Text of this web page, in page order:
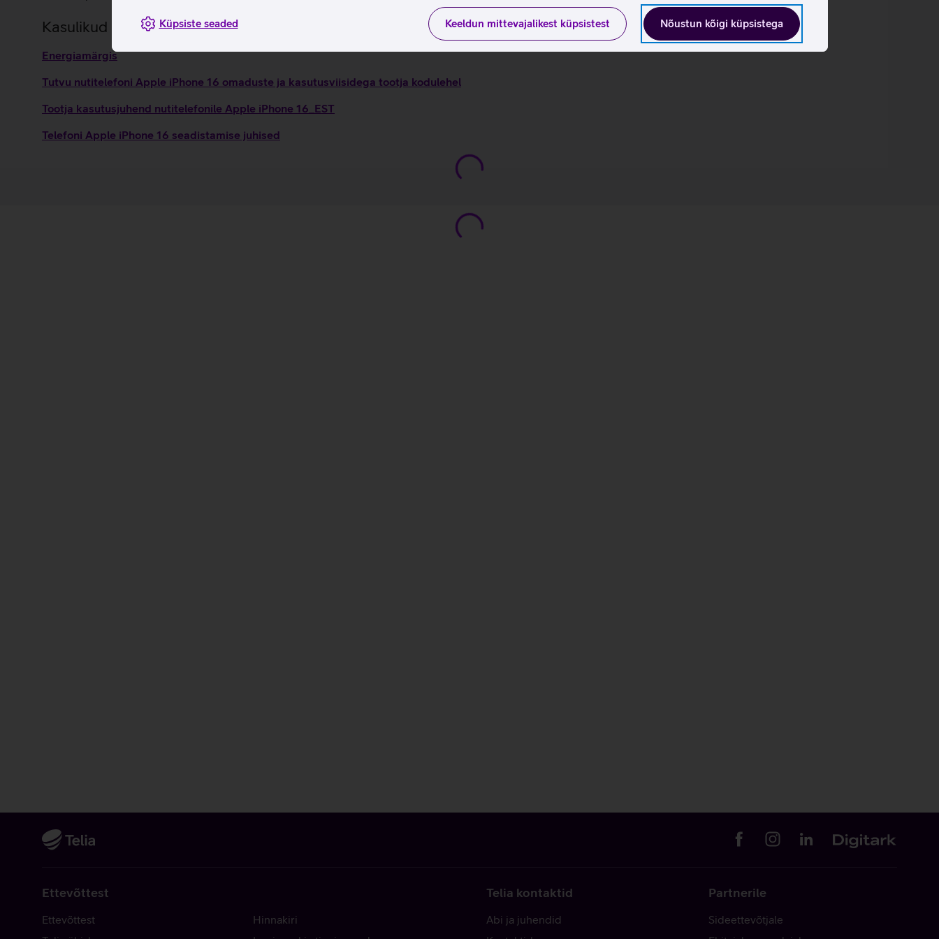
Nõustun kõigi küpsistega
Keeldun mittevajalikest küpsistest
Küpsiste seaded
Kasulikud lingid
Energiamärgis
Tutvu nutitelefoni Apple iPhone 16 omaduste ja kasutusviisidega tootja kodulehel
Tootja kasutusjuhend nutitelefonile Apple iPhone 16_EST
Telefoni Apple iPhone 16 seadistamise juhised
Ettevõttest
Ettevõttest
Hinnakiri
Telia kontaktid
Abi ja juhendid
Partnerile
Sideettevõtjale